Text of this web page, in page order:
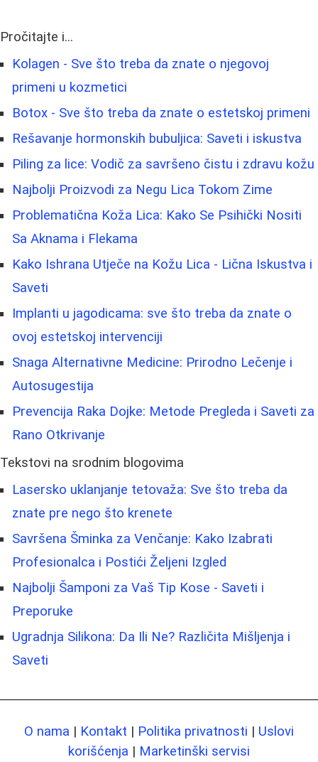
Pročitajte i...
Kolagen - Sve što treba da znate o njegovoj
primeni u kozmetici
Botox - Sve što treba da znate o estetskoj primeni
Rešavanje hormonskih bubuljica: Saveti i iskustva
Piling za lice: Vodič za savršeno čistu i zdravu kožu
Najbolji Proizvodi za Negu Lica Tokom Zime
Problematična Koža Lica: Kako Se Psihički Nositi
Sa Aknama i Flekama
Kako Ishrana Utječe na Kožu Lica - Lična Iskustva i
Saveti
Implanti u jagodicama: sve što treba da znate o
ovoj estetskoj intervenciji
Snaga Alternativne Medicine: Prirodno Lečenje i
Autosugestija
Prevencija Raka Dojke: Metode Pregleda i Saveti za
Rano Otkrivanje
Tekstovi na srodnim blogovima
Lasersko uklanjanje tetovaža: Sve što treba da
znate pre nego što krenete
Savršena Šminka za Venčanje: Kako Izabrati
Profesionalca i Postići Željeni Izgled
Najbolji Šamponi za Vaš Tip Kose - Saveti i
Preporuke
Ugradnja Silikona: Da Ili Ne? Različita Mišljenja i
Saveti
O nama | Kontakt | Politika privatnosti | Uslovi
korišćenja | Marketinški servisi